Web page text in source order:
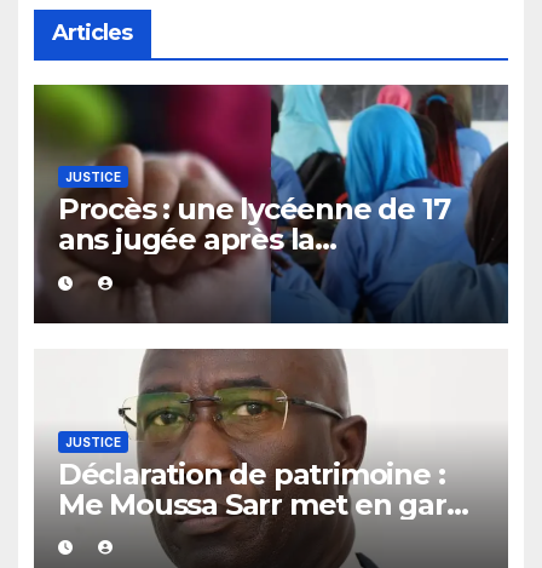
Articles
JUSTICE
Procès : une lycéenne de 17
ans jugée après la
découverte d’un bébé caché
sous un lit
JUSTICE
Déclaration de patrimoine :
Me Moussa Sarr met en garde
les récalcitrants